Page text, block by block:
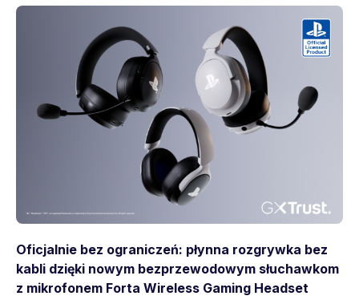
Oficjalnie bez ograniczeń: płynna rozgrywka bez
kabli dzięki nowym bezprzewodowym słuchawkom
z mikrofonem Forta Wireless Gaming Headset